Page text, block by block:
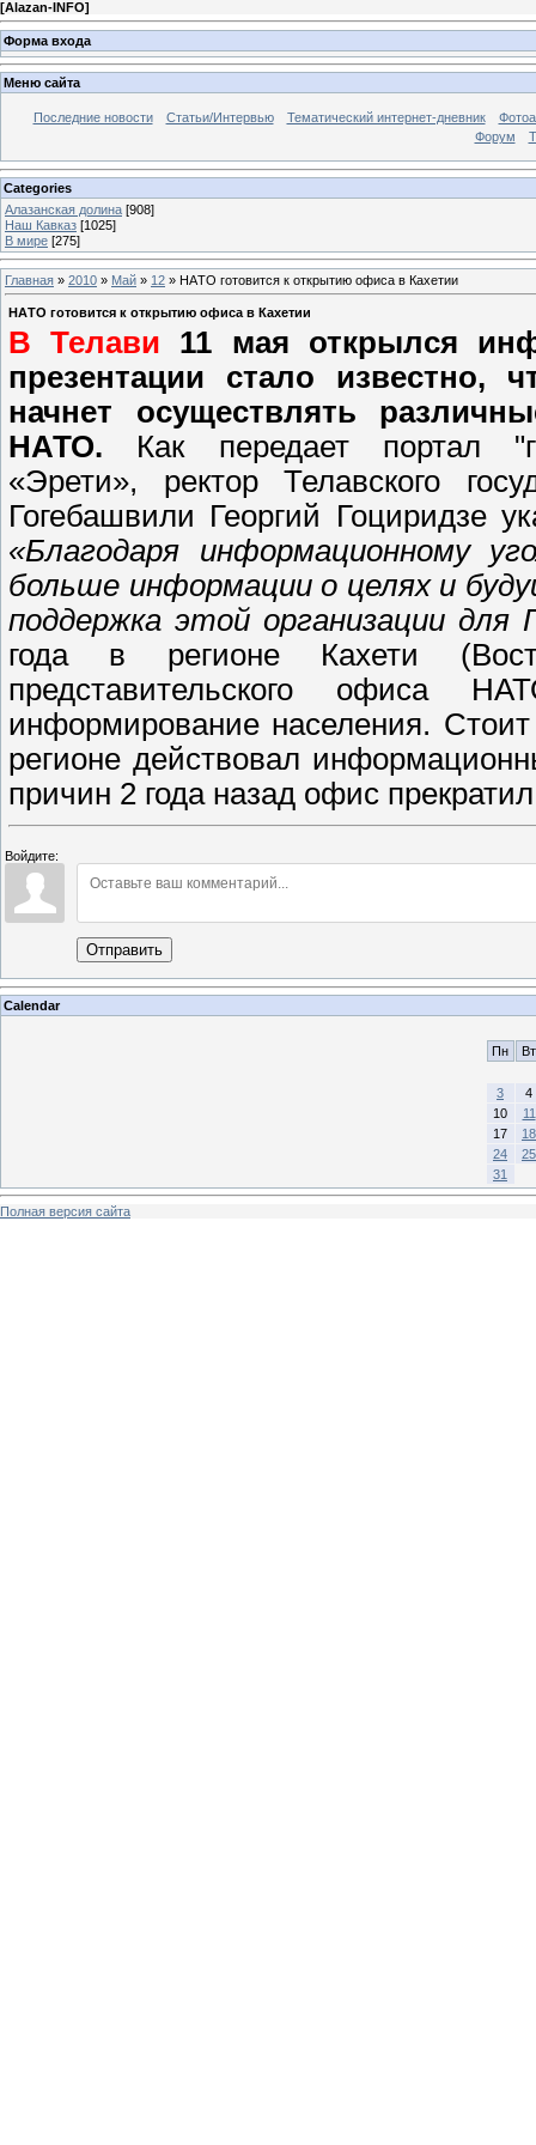
[Alazan-INFO]
Форма входа
Меню сайта
Последние новости Статьи/Интервью Тематический интернет-дневник
Форум
Categories
Алазанская долина [908]
Наш Кавказ [1025]
В мире [275]
Главная » 2010 » Май » 12 » НАTО готовится к открытию офиса в Кахетии
НАTО готовится к открытию офиса в Кахетии
В Телави 11 мая открылся
презентации стало известно,
начнет осуществлять
НАТО. Как передает портал
«Эрети», ректор Телавского
Гогебашвили Георгий Гоциридзе
«Благодаря информационному
больше информации о целях и
поддержка этой организации для
года в регионе Кахети
представительского офиса
информирование населения.
регионе действовал
причин 2 года назад офис
Войдите:
Отправить
Calendar
Пн Вт
3
4
10
11
17
18
24
25
31
Полная версия сайта